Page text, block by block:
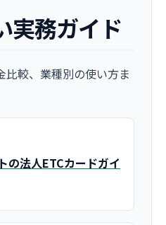
実務ガイド
比較、業種別の使い方ま
の法人ETCカードガイ